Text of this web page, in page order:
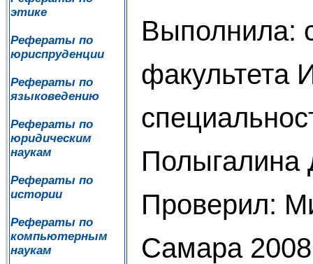
этике
Рефераты по
юриспруденции
Рефераты по
языковедению
Рефераты по
юридическим
наукам
Рефераты по
истории
Рефераты по
компьютерным
наукам
Выполнила:
Полыгалина
Проверил:
Самара 2008